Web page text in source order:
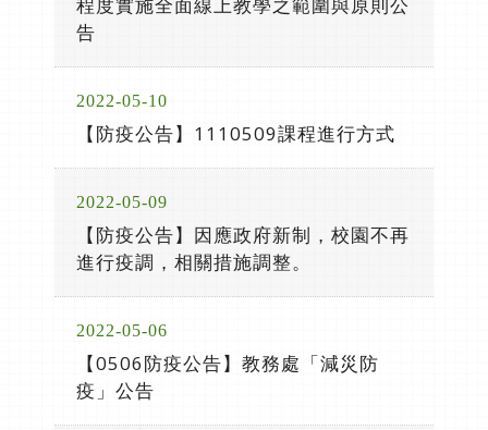
告
2022-05-10
【防疫公告】1110509課程進行方式
2022-05-09
【防疫公告】因應政府新制，校園不再
進行疫調，相關措施調整。
2022-05-06
【0506防疫公告】教務處「減災防
疫」公告